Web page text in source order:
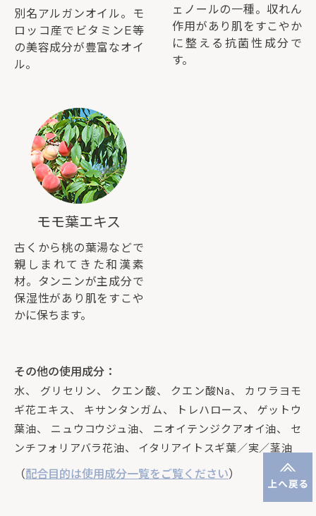
別名アルガンオイル。モ
ロッコ産でビタミンE等
の美容成分が豊富なオイ
ル。
ェノールの一種。収れん
作用があり肌をすこやか
に整える抗菌性成分で
す。
モモ葉エキス
古くから桃の葉湯などで
親しまれてきた和漢素
材。タンニンが主成分で
保湿性があり肌をすこや
かに保ちます。
その他の使用成分：
水、 グリセリン、 クエン酸、 クエン酸Na、 カワラヨモ
ギ花エキス、 キサンタンガム、 トレハロース、 ゲットウ
葉油、 ニュウコウジュ油、 ニオイテンジクアオイ油、 セ
ンチフォリアバラ花油、 イタリアイトスギ葉／実／茎油
（配合目的は使用成分一覧をご覧ください）